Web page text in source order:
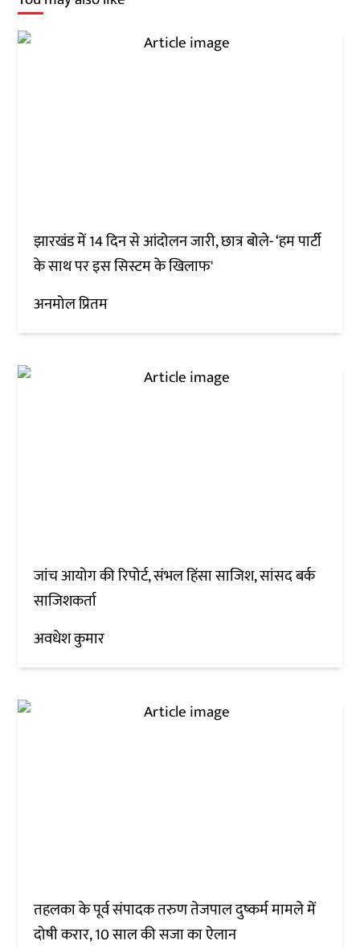
झारखंड में 14 दिन से आंदोलन जारी, छात्र बोले- ‘हम पार्टी
के साथ पर इस सिस्टम के खिलाफ'
अनमोल प्रितम
जांच आयोग की रिपोर्ट, संभल हिंसा साजिश, सांसद बर्क
साजिशकर्ता
अवधेश कुमार
तहलका के पूर्व संपादक तरुण तेजपाल दुष्कर्म मामले में
दोषी करार, 10 साल की सजा का ऐलान